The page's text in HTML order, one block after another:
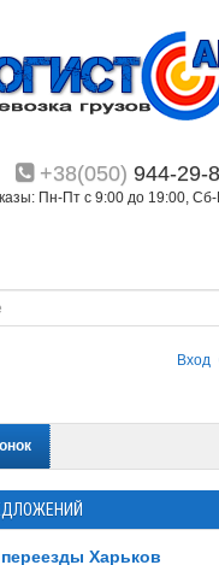
+38(050) 944-29-
Пн-Пт с 9:00 до 19:00,
Вход
Харьков